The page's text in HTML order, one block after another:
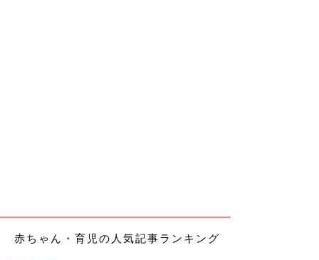
赤ちゃん・育児の人気記事ランキング